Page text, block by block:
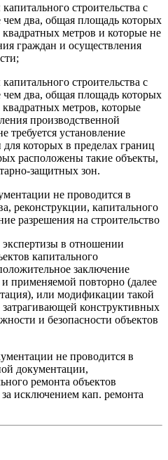
строительства с
чем два, общая площадь которых
квадратных метров и которые не
граждан и осуществления
строительства с
чем два, общая площадь которых
квадратных метров, которые
производственной
требуется установление
которых в пределах границ
расположены такие объекты,
защитных зон.
не проводится в
реконструкции, капитального
разрешения на строительство
экспертизы в отношении
капитального
заключение
и применяемой повторно (далее
или модификации такой
конструктивных
и безопасности объектов
не проводится в
документации,
ремонта объектов
за исключением кап. ремонта